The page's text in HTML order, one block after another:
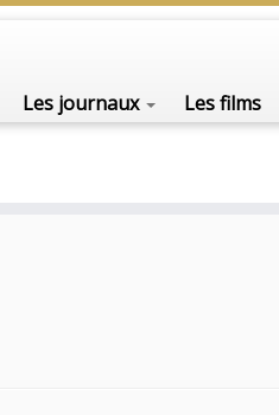
Les journaux Les films